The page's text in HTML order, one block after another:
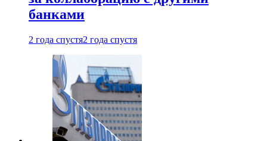
банками
2 года спустя2 года спустя